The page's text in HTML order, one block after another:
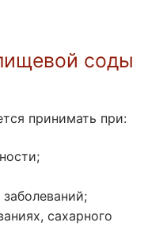
соды
принимать при:
сахарного